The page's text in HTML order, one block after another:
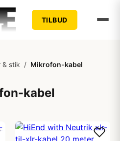
TILBUD
& stik / Mikrofon-kabel
kabel